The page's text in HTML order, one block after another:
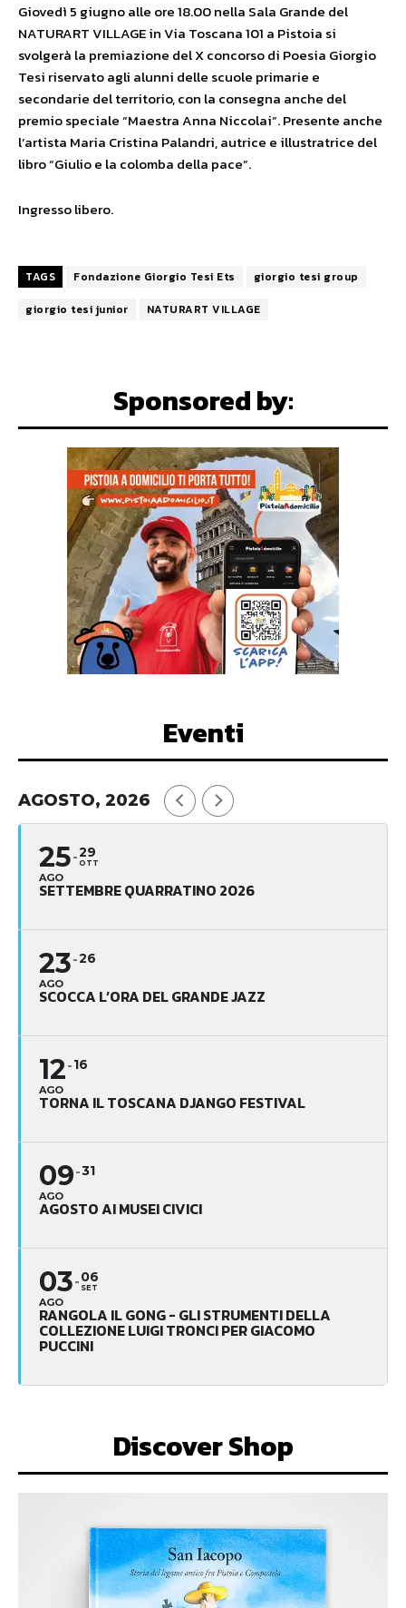
Giovedì 5 giugno alle ore 18.00 nella Sala Grande del
NATURART VILLAGE in Via Toscana 101 a Pistoia si
svolgerà la premiazione del X concorso di Poesia Giorgio
Tesi riservato agli alunni delle scuole primarie e
secondarie del territorio, con la consegna anche del
premio speciale “Maestra Anna Niccolai”. Presente anche
l’artista Maria Cristina Palandri, autrice e illustratrice del
libro “Giulio e la colomba della pace”.
Ingresso libero.
TAGS Fondazione Giorgio Tesi Ets
giorgio tesi group
giorgio tesi junior
NATURART VILLAGE
Sponsored by:
Eventi
AGOSTO, 2026
25
AGO
29
OTT
SETTEMBRE QUARRATINO 2026
23
AGO
26
SCOCCA L’ORA DEL GRANDE JAZZ
12
AGO
16
TORNA IL TOSCANA DJANGO FESTIVAL
09
AGO
31
AGOSTO AI MUSEI CIVICI
03
AGO
06
SET
RANGOLA IL GONG - GLI STRUMENTI DELLA
COLLEZIONE LUIGI TRONCI PER GIACOMO
PUCCINI
Discover Shop